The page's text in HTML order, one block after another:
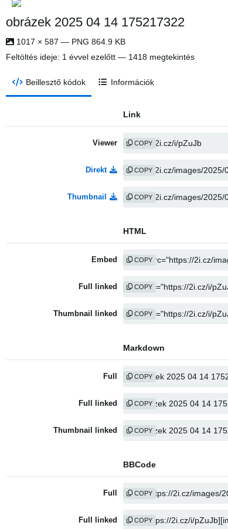
obrázek 2025 04 14 175217322
1017 × 587 — PNG 864.9 KB
Feltöltés ideje: 1 évvel ezelőtt — 1418 megtekintés
Beillesztő kódok Információk
Link
Viewer COPY
Direkt COPY
Thumbnail COPY
HTML
Embed COPY
Full linked COPY
Thumbnail linked COPY
Markdown
Full COPY
Full linked COPY
Thumbnail linked COPY
BBCode
Full COPY
Full linked COPY